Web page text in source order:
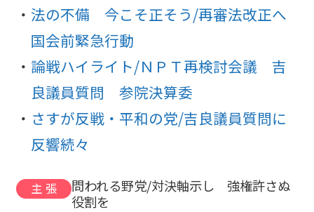
法の不備 今こそ正そう/再審法改正へ
国会前緊急行動
論戦ハイライト/ＮＰＴ再検討会議 吉
良議員質問 参院決算委
さすが反戦・平和の党/吉良議員質問に
反響続々
主張
問われる野党/対決軸示し 強権許さぬ
役割を